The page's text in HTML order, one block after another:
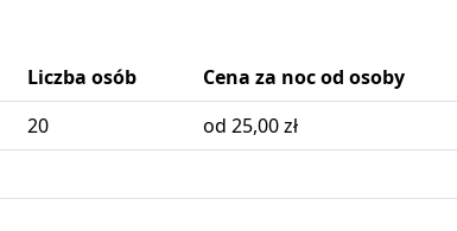
Liczba osób
Cena za noc od osoby
20 od 25,00 zł